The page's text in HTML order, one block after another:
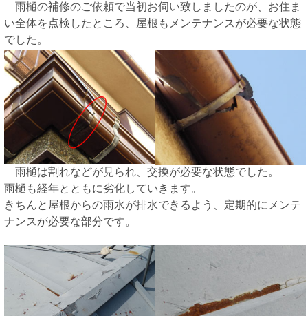
雨樋の補修のご依頼で当初お伺い致しましたのが、お住ま
い全体を点検したところ、屋根もメンテナンスが必要な状態
でした。
雨樋は割れなどが見られ、交換が必要な状態でした。
雨樋も経年とともに劣化していきます。
きちんと屋根からの雨水が排水できるよう、定期的にメンテ
ナンスが必要な部分です。